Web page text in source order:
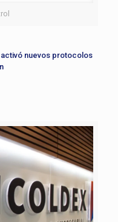
nuevos protocolos